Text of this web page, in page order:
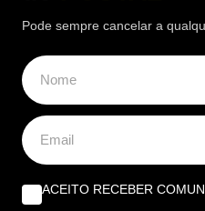
Santos
Bilhete Postal: Nós, os não
férias para fumar | Por Eduardo
EUROPE DIRECT ALGARVE
Cultura e sustentabilidade
Al-Bauhaus Dream Academy
Pode sempre cancelar a
ACEITO RECEBER